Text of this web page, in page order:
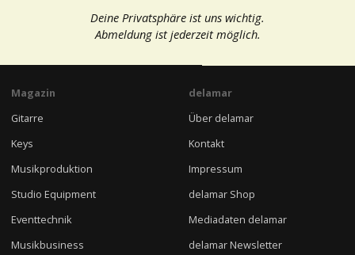
Deine Privatsphäre ist uns wichtig.
Abmeldung ist jederzeit möglich.
Magazin
Gitarre
Keys
Musikproduktion
Studio Equipment
Eventtechnik
Musikbusiness
delamar
Über delamar
Kontakt
Impressum
delamar Shop
Mediadaten delamar
delamar Newsletter